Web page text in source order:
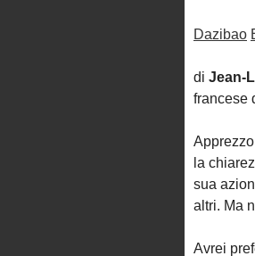
Dazibao
di Jean-
francese
la
sua
altri. Ma
Avrei